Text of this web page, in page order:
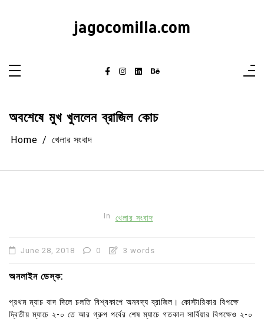
jagocomilla.com
অবশেষে মুখ খুললেন ব্রাজিল কোচ
Home খেলার সংবাদ
In খেলার সংবাদ
June 28, 2018 0 3 words
অনলাইন ডেস্ক:
প্রথম ম্যাচ বাদ দিলে চলতি বিশ্বকাপে অনবদ্য ব্রাজিল। কোস্টারিকার বিপক্ষে
দ্বিতীয় ম্যাচে ২-০ তে আর গ্রুপ পর্বের শেষ ম্যাচে গতকাল সার্বিয়ার বিপক্ষেও ২-০